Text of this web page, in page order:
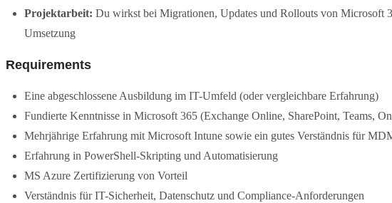
Projektarbeit: Du wirkst bei Migrationen, Updates und Rollouts von Microsoft
Umsetzung
Requirements
Eine abgeschlossene Ausbildung im IT-Umfeld (oder vergleichbare Erfahrung)
Fundierte Kenntnisse in Microsoft 365 (Exchange Online, SharePoint, Teams,
Mehrjährige Erfahrung mit Microsoft Intune sowie ein gutes Verständnis für
Erfahrung in PowerShell-Skripting und Automatisierung
MS Azure Zertifizierung von Vorteil
Verständnis für IT-Sicherheit, Datenschutz und Compliance-Anforderungen